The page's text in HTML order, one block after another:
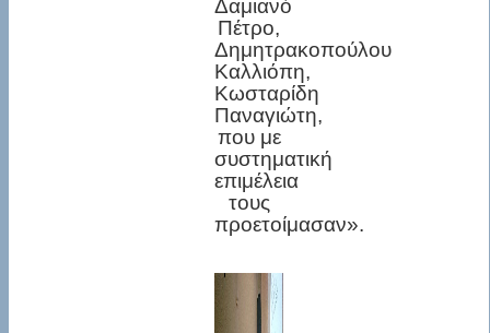
Δαμιανό
Πέτρο,
Δημητρακοπούλου
Καλλιόπη,
Κωσταρίδη
Παναγιώτη,
που με
συστηματική
επιμέλεια
τους
προετοίμασαν».